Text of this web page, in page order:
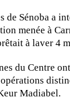
de Sénoba a
menée à
à laver 4
du Centre
Madiabel.